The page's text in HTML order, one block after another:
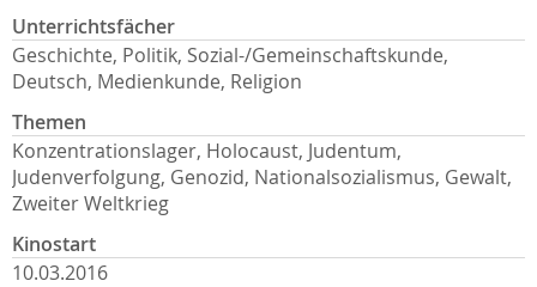
Unterrichtsfächer
Geschichte, Politik, Sozial-/Gemeinschaftskunde,
Deutsch, Medienkunde, Religion
Themen
Konzentrationslager, Holocaust, Judentum,
Judenverfolgung, Genozid, Nationalsozialismus, Gewalt,
Zweiter Weltkrieg
Kinostart
10.03.2016